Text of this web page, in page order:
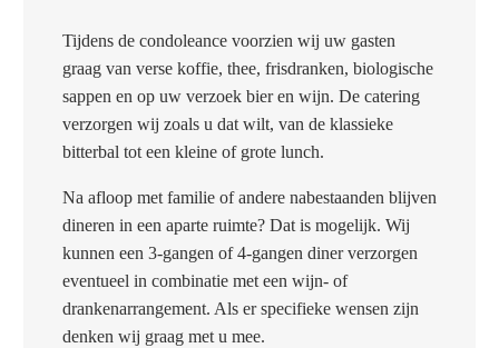
Tijdens de condoleance voorzien wij uw gasten
graag van verse koffie, thee, frisdranken, biologische
sappen en op uw verzoek bier en wijn. De catering
verzorgen wij zoals u dat wilt, van de klassieke
bitterbal tot een kleine of grote lunch.
Na afloop met familie of andere nabestaanden blijven
dineren in een aparte ruimte? Dat is mogelijk. Wij
kunnen een 3-gangen of 4-gangen diner verzorgen
eventueel in combinatie met een wijn- of
drankenarrangement. Als er specifieke wensen zijn
denken wij graag met u mee.